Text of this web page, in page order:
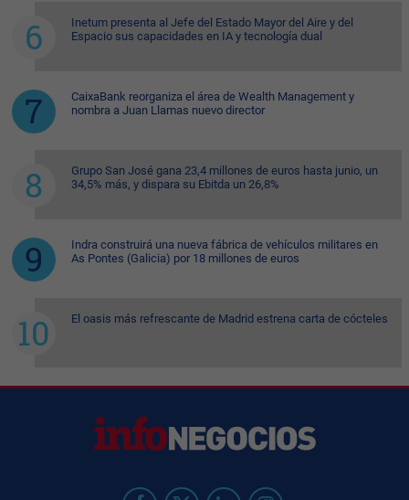
Inetum presenta al Jefe del Estado Mayor del Aire y del
Espacio sus capacidades en IA y tecnología dual
CaixaBank reorganiza el área de Wealth Management y
nombra a Juan Llamas nuevo director
Grupo San José gana 23,4 millones de euros hasta junio, un
34,5% más, y dispara su Ebitda un 26,8%
Indra construirá una nueva fábrica de vehículos militares en
As Pontes (Galicia) por 18 millones de euros
El oasis más refrescante de Madrid estrena carta de cócteles